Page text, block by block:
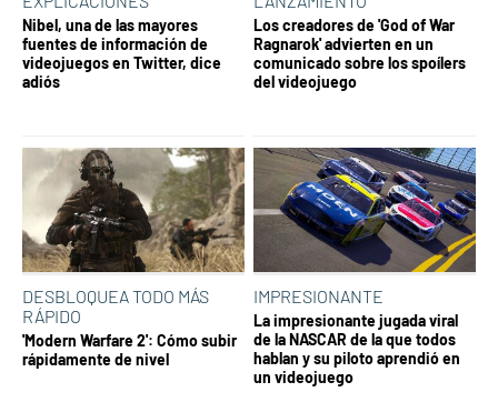
Nibel, una de las mayores
fuentes de información de
videojuegos en Twitter, dice
adiós
Los creadores de 'God of War
Ragnarok' advierten en un
comunicado sobre los spoílers
del videojuego
DESBLOQUEA TODO MÁS
RÁPIDO
'Modern Warfare 2': Cómo subir
rápidamente de nivel
IMPRESIONANTE
La impresionante jugada viral
de la NASCAR de la que todos
hablan y su piloto aprendió en
un videojuego